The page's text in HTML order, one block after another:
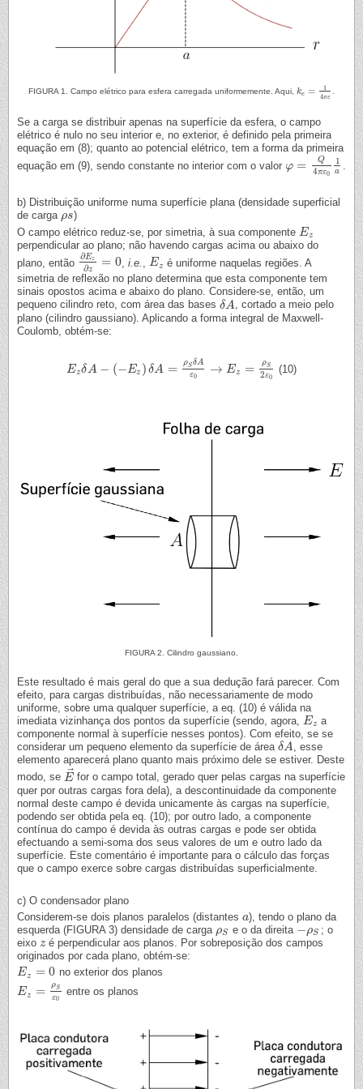
FIGURA 1. Campo elétrico para esfera carregada uniformemente. Aqui, ke =
1
4πε
ke =14πε .
Se a carga se distribuir apenas na superfície da esfera, o campo
elétrico é nulo no seu interior e, no exterior, é definido pela primeira
equação em (8); quanto ao potencial elétrico, tem a forma da primeira
equação em (9), sendo constante no interior com o valor φ = Q
4πε0
1
a
φ=Q πε01a
b) Distribuição uniforme numa superfície plana (densidade superficial
de carga ρs
ρs)
O campo elétrico reduz-se, por simetria, à sua componente Ez
Ez
perpendicular ao plano; não havendo cargas acima ou abaixo do
plano, então
∂Ez
∂z = 0
∂Ez∂ z= 0 ,i.e. ,Ez
Ez é uniforme naquelas regiões. A
simetria de reflexão no plano determina que esta componente tem
sinais opostos acima e abaixo do plano. Considere-se, então, um
pequeno cilindro reto, com área das bases δA
δA , cortado a meio pelo
plano (cilindro gaussiano). Aplicando a forma integral de Maxwell-
Coulomb, obtém-se:
Ezδ A − (− Ez ) δA = ρSδA
ε0
→ Ez = ρS
2ε0
EzδA− (− E z)δA=ρSδAε0 →Ez =ρS 2ε0 (10)
FIGURA 2. Cilindro gaussiano.
Este resultado é mais geral do que a sua dedução fará parecer. Com
efeito, para cargas distribuídas, não necessariamente de modo
uniforme, sobre uma qualquer superfície, a eq. (10) é válida na
imediata vizinhança dos pontos da superfície (sendo, agora, Ez
Ez a
componente normal à superfície nesses pontos). Com efeito, se se
considerar um pequeno elemento da superfície de área δA
δA, esse
elemento aparecerá plano quanto mais próximo dele se estiver. Deste
modo, se E
E→for o campo total, gerado quer pelas cargas na superfície
quer por outras cargas fora dela), a descontinuidade da componente
normal deste campo é devida unicamente às cargas na superfície,
podendo ser obtida pela eq. (10); por outro lado, a componente
contínua do campo é devida às outras cargas e pode ser obtida
efectuando a semi-soma dos seus valores de um e outro lado da
superfície. Este comentário é importante para o cálculo das forças
que o campo exerce sobre cargas distribuídas superficialmente.
c) O condensador plano
Considerem-se dois planos paralelos (distantes a
a), tendo o plano da
esquerda (FIGURA 3) densidade de carga ρS
ρS e o da direita −ρS
−ρS ; o
eixo z
zé perpendicular aos planos. Por sobreposição dos campos
originados por cada plano, obtém-se:
Ez = 0
Ez= 0 no exterior dos planos
Ez = ρS
ε0
Ez= ρS ε0 entre os planos